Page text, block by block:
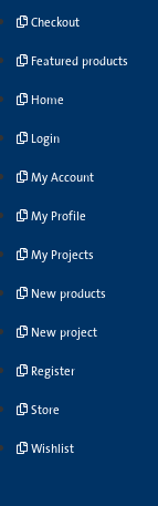
Checkout
Featured products
Home
Login
My Account
My Profile
My Projects
New products
New project
Register
Store
Wishlist